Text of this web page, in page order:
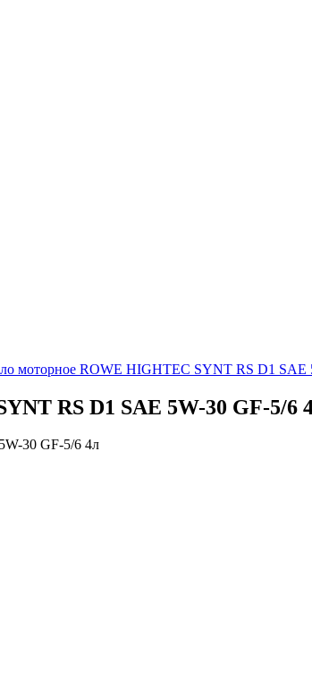
моторное ROWE HIGHTEC SYNT RS D1 SAE
RS D1 SAE 5W-30 GF-5/6